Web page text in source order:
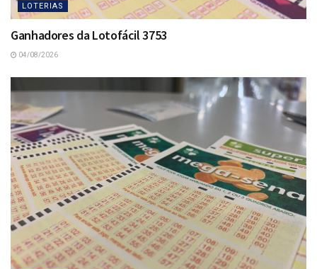
LOTERIAS
Ganhadores da Lotofácil 3753
04/08/2026